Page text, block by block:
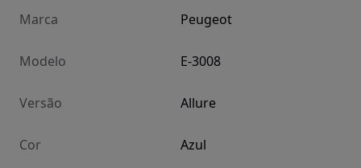
Marca Peugeot
Modelo E-3008
Versão Allure
Cor Azul